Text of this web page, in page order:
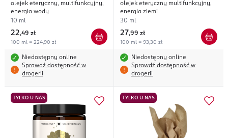
olejek eteryczny, multifunkcyjny,
energia wody
10 ml
22,49 zł
100 ml = 224,90 zł
Niedostępny online
Sprawdź dostępność w
drogerii
olejek eteryczny multifunkcyjny,
energia ziemi
30 ml
27,99 zł
100 ml = 93,30 zł
Niedostępny online
Sprawdź dostępność w
drogerii
TYLKO U NAS TYLKO U NAS